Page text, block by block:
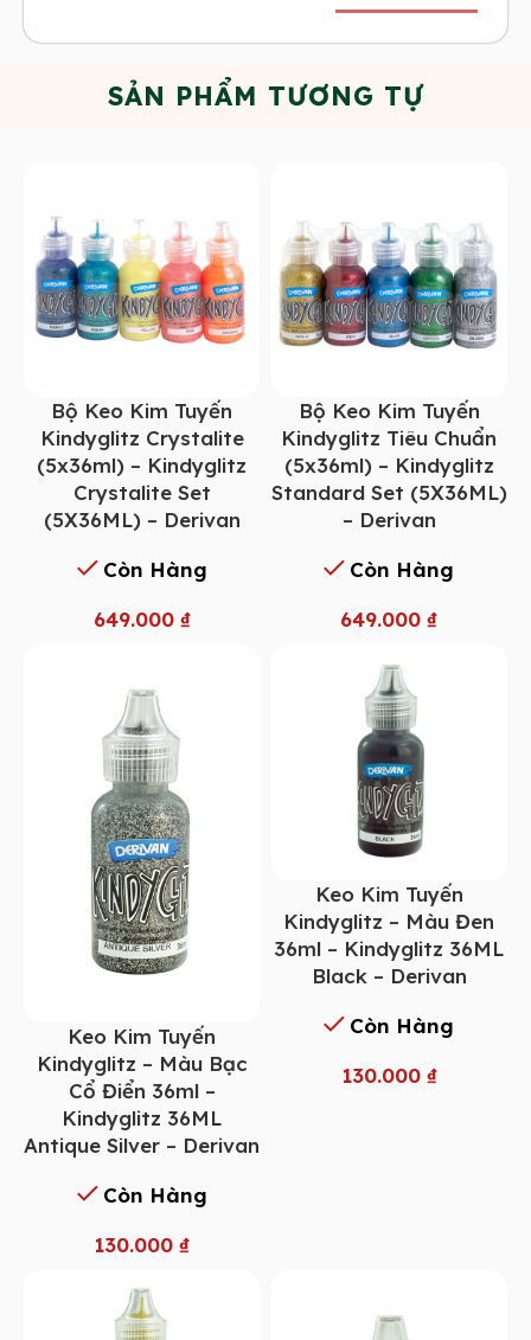
SẢN PHẨM TƯƠNG TỰ
Bộ Keo Kim Tuyến
Kindyglitz Crystalite
(5x36ml) – Kindyglitz
Crystalite Set
(5X36ML) – Derivan
Còn Hàng
649.000 ₫
Bộ Keo Kim Tuyến
Kindyglitz Tiêu Chuẩn
(5x36ml) – Kindyglitz
Standard Set (5X36ML)
– Derivan
Còn Hàng
649.000₫
Keo Kim Tuyến
Kindyglitz – Màu Bạc
Cổ Điển 36ml –
Kindyglitz 36ML
Antique Silver – Derivan
Còn Hàng
130.000 ₫
Keo Kim Tuyến
Kindyglitz – Màu Đen
36ml – Kindyglitz 36ML
Black – Derivan
Còn Hàng
130.000 ₫